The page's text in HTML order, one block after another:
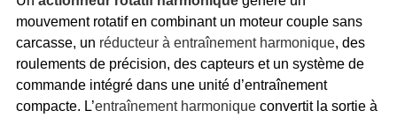
mouvement rotatif en combinant un moteur couple sans
carcasse, un réducteur à entraînement harmonique, des
roulements de précision, des capteurs et un système de
commande intégré dans une unité d’entraînement
compacte. L’entraînement harmoniqueconvertit la sortie à